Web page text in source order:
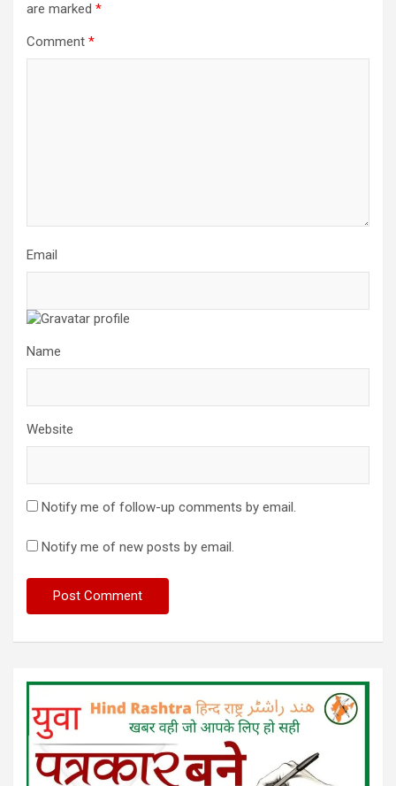
are marked *
Comment *
Email
Name
Website
Notify me of follow-up comments by email.
Notify me of new posts by email.